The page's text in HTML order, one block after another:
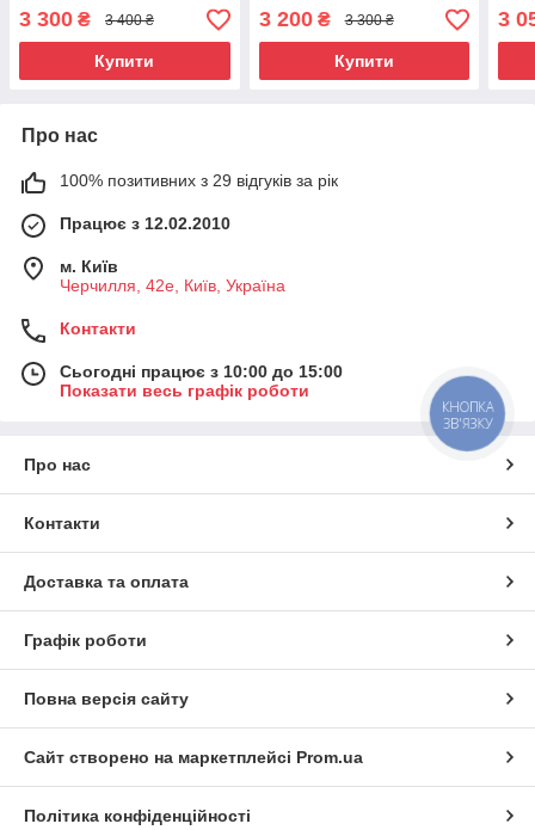
3 300 ₴ 3 400 ₴
Купити
3 200₴ 3 300 ₴
Купити
3
Про нас
100% позитивних з 29 відгуків за рік
Працює з 12.02.2010
м. Київ
Черчилля, 42е, Київ, Україна
Контакти
Сьогодні працює з 10:00 до 15:00
Показати весь графік роботи
Про нас
Контакти
Доставка та оплата
Графік роботи
Повна версія сайту
Сайт створено на маркетплейсі Prom.ua
Політика конфіденційності
КНОПКА
ЗВ'ЯЗКУ